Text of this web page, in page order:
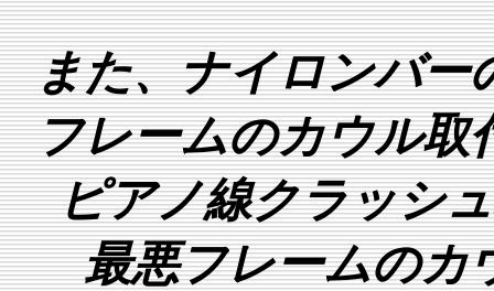
また、ナイロンバー
フレームのカウル取
ピアノ線クラッシ
最悪フレームのカ